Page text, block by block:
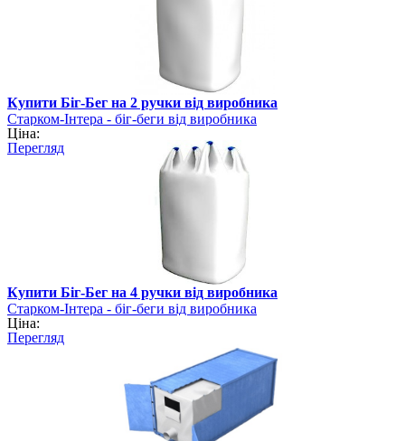
Купити Біг-Бег на 2 ручки від виробника
Старком-Інтера - біг-беги від виробника
Ціна:
Перегляд
Купити Біг-Бег на 4 ручки від виробника
Старком-Інтера - біг-беги від виробника
Ціна:
Перегляд